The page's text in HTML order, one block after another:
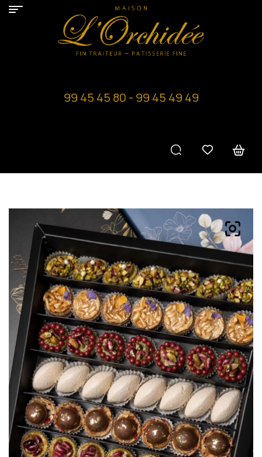
99 45 45 80 - 99 45 49 49